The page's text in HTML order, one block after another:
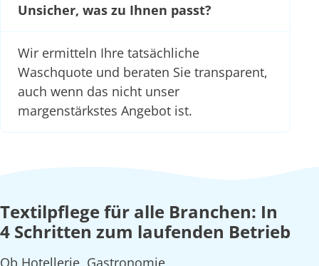
Unsicher, was zu Ihnen passt?
Wir ermitteln Ihre tatsächliche
Waschquote und beraten Sie transparent,
auch wenn das nicht unser
margenstärkstes Angebot ist.
Textilpflege für alle Branchen: In
4 Schritten zum laufenden Betrieb